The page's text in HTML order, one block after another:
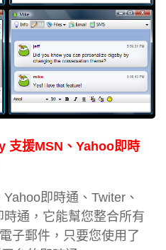
支援MSN、Yahoo即時
即時通、Twiter、
通，它能幫您整合所有
子郵件，只要您使用了